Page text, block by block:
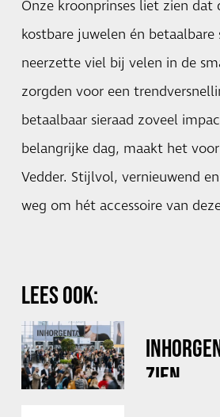
Onze kroonprinses liet zien
kostbare juwelen én
neerzette viel bij velen in de
zorgden voor een
betaalbaar sieraad zoveel
belangrijke dag, maakt het
Vedder. Stijlvol, vernieuwend
weg om hét accessoire van
LEES OOK:
ZIEN